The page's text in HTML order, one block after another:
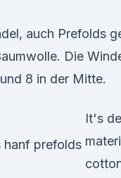
auch Prefolds
Die
8 in der Mitte.
It's